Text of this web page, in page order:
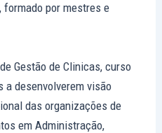
por mestres e
Gestão de Clinicas, curso
a desenvolverem visão
das organizações de
em Administração,